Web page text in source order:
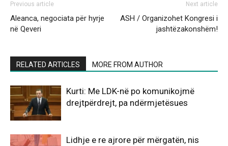
Previous article
Aleanca, negociata për hyrje
në Qeveri
Next article
ASH / Organizohet Kongresi i
jashtëzakonshëm!
RELATED ARTICLES MORE FROM AUTHOR
Kurti: Me LDK-në po komunikojmë
drejtpërdrejt, pa ndërmjetësues
Lidhje e re ajrore për mërgatën, nis